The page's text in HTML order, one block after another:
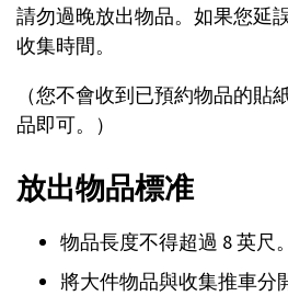
請勿過晚放出物品。如果您延
收集時間。
（您不會收到已預約物品的貼
品即可。）
放出物品標准
物品長度不得超過 8 英尺。
將大件物品與收集推車分